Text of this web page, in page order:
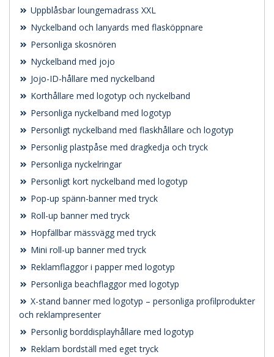
Uppblåsbar loungemadrass XXL
Nyckelband och lanyards med flasköppnare
Personliga skosnören
Nyckelband med jojo
Jojo-ID-hållare med nyckelband
Korthållare med logotyp och nyckelband
Personliga nyckelband med logotyp
Personligt nyckelband med flaskhållare och logotyp
Personlig plastpåse med dragkedja och tryck
Personliga nyckelringar
Personligt kort nyckelband med logotyp
Pop-up spänn-banner med tryck
Roll-up banner med tryck
Hopfällbar mässvägg med tryck
Mini roll-up banner med tryck
Reklamflaggor i papper med logotyp
Personliga beachflaggor med logotyp
X-stand banner med logotyp – personliga profilprodukter
och reklampresenter
Personlig borddisplayhållare med logotyp
Reklam bordställ med eget tryck